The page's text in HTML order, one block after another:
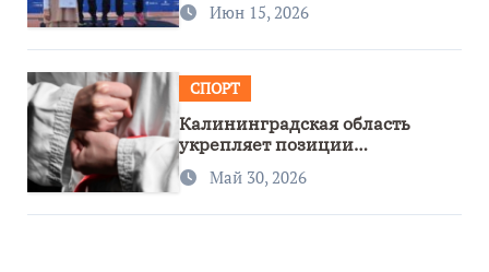
Июн 15, 2026
СПОРТ
Калининградская область
укрепляет позиции
спортивного региона
Май 30, 2026